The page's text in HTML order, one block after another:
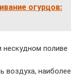
огурцов:
поливе
наиболее